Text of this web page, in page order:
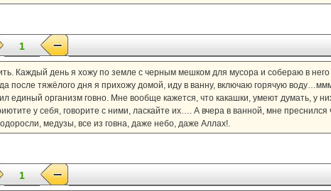
1
Каждый день я хожу по земле с черным мешком для мусора и собераю в него
после тяжёлого дня я прихожу домой, иду в ванну, включаю горячую
единый организм говно. Мне вообще кажется, что какашки, умеют думать, у
у себя, говорите с ними, ласкайте их…. А вчера в ванной, мне преснился
медузы, все из говна, даже небо, даже Аллах!.
1